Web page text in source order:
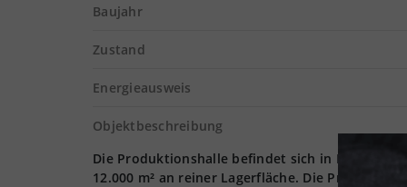
Baujahr
Zustand
Energieausweis
Objektbeschreibung
Die Produktionshalle befindet sich in Hettstedt.
12.000 m² an reiner Lagerfläche. Die